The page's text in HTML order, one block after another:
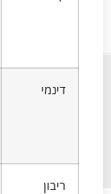
דינמי
ריבון